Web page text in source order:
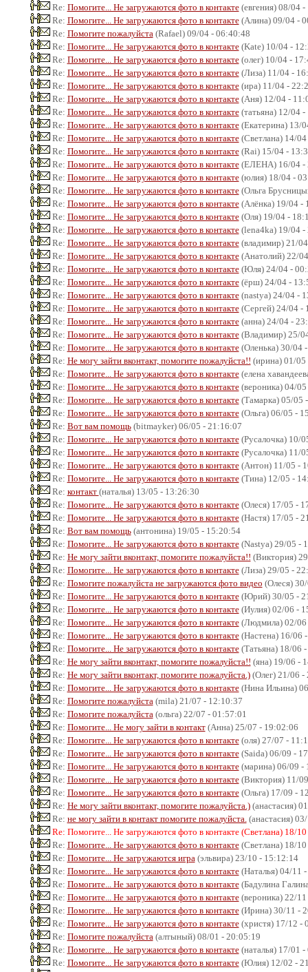
Re: Помогите... Не загружаются фото в контакте(евгения) 08/04
Re: Помогите... Не загружаются фото в контакте(Алина) 09/04 -
Re: Помогите пожалуйста (Rafael) 09/04 - 06:40:48
Re: Помогите... Не загружаются фото в контакте(Kate) 10/04 -
Re: Помогите... Не загружаются фото в контакте(олег) 10/04 -
Re: Помогите... Не загружаются фото в контакте(Лиза) 11/04 -
Re: Помогите... Не загружаются фото в контакте(ира) 11/04 -
Re: Помогите... Не загружаются фото в контакте(Аня) 12/04 -
Re: Помогите... Не загружаются фото в контакте(татьяна) 12/04
Re: Помогите... Не загружаются фото в контакте(Екатерина) 13/
Re: Помогите... Не загружаются фото в контакте(Светлана) 14/
Re: Помогите... Не загружаются фото в контакте(Rai) 15/04 -
Re: Помогите... Не загружаются фото в контакте(ЕЛЕНА) 16/04 -
Re: Помогите... Не загружаются фото в контакте(юлия) 18/04 -
Re: Помогите... Не загружаются фото в контакте(Ольга
Re: Помогите... Не загружаются фото в контакте(Алёнка) 19/04 -
Re: Помогите... Не загружаются фото в контакте(Оля) 19/04 -
Re: Помогите... Не загружаются фото в контакте(lena4ka) 19/04 -
Re: Помогите... Не загружаются фото в контакте(владимир) 21/
Re: Помогите... Не загружаются фото в контакте(Анатолий) 22/
Re: Помогите... Не загружаются фото в контакте(Юля) 24/04 -
Re: Помогите... Не загружаются фото в контакте(ёрш) 24/04 -
Re: Помогите... Не загружаются фото в контакте(nastya) 24/04 -
Re: Помогите... Не загружаются фото в контакте(Сергей) 24/04 -
Re: Помогите... Не загружаются фото в контакте(анна) 24/04 -
Re: Помогите... Не загружаются фото в контакте(Владимир) 25/
Re: Помогите... Не загружаются фото в контакте(Оленька) 30/04
Re: Не могу зайти вконтакт, помогите пожалуйста!! (ирина) 01/
Re: Помогите... Не загружаются фото в контакте(елена
Re: Помогите... Не загружаются фото в контакте(вероника) 04/
Re: Помогите... Не загружаются фото в контакте(Тамарка) 05/05
Re: Помогите... Не загружаются фото в контакте(Ольга) 06/05 -
Re: Вот вам помощь(bitmayker) 06/05 - 21:16:07
Re: Помогите... Не загружаются фото в контакте(Русалочка) 10/
Re: Помогите... Не загружаются фото в контакте(Русалочка) 11/
Re: Помогите... Не загружаются фото в контакте(Антон) 11/05 -
Re: Помогите... Не загружаются фото в контакте(Тина) 12/05 -
Re: контакт (наталья) 13/05 - 13:26:30
Re: Помогите... Не загружаются фото в контакте(Олеся) 17/05 -
Re: Помогите... Не загружаются фото в контакте(Настя) 17/05 -
Re: Вот вам помощь(антонина) 19/05 - 15:20:54
Re: Помогите... Не загружаются фото в контакте(Nastya) 29/05 -
Re: Не могу зайти вконтакт, помогите пожалуйста!! (Виктория)
Re: Помогите... Не загружаются фото в контакте(Лиза) 29/05 -
Re: Помогите пожалуйста не загружаются фото видео (Олеся)
Re: Помогите... Не загружаются фото в контакте(Юрий) 30/05 -
Re: Помогите... Не загружаются фото в контакте(Иулия) 02/06 -
Re: Помогите... Не загружаются фото в контакте(Людмила) 02/06
Re: Помогите... Не загружаются фото в контакте(Настена) 16/06
Re: Помогите... Не загружаются фото в контакте(Татьяна) 18/06
Re: Не могу зайти вконтакт, помогите пожалуйста!! (яна) 19/06 -
Re: Не могу зайти вконтакт, помогите пожалуйста.)(Олег) 21/06 -
Re: Помогите... Не загружаются фото в контакте(Нина Ильина)
Re: Помогите пожалуйста (mila) 21/07 - 12:10:37
Re: Помогите пожалуйста (ольга) 22/07 - 01:57:01
Re: Помогите... Не могу зайти в контакт(Анна) 25/07 - 19:02:06
Re: Помогите... Не загружаются фото в контакте(оля) 27/07 -
Re: Помогите... Не загружаются фото в контакте(Saida) 06/09 -
Re: Помогите... Не загружаются фото в контакте(марина) 06/09 -
Re: Помогите... Не загружаются фото в контакте(Виктория) 11/
Re: Помогите... Не загружаются фото в контакте(Ольга) 17/09 -
Re: Не могу зайти вконтакт, помогите пожалуйста.)(анастасия)
Re: не могу зайти в контакт помогите пожалуйста. (анастасия)
Re: Помогите... Не загружаются фото в контакте (Светлана) 18/
Re: Помогите... Не загружаются фото в контакте(Светлана) 18/
Re: Помогите... Не загружаются игра (эльвира) 23/10 - 15:12:14
Re: Помогите... Не загружаются фото в контакте(Наталья) 04/11
Re: Помогите... Не загружаются фото в контакте(Бадулина
Re: Помогите... Не загружаются фото в контакте(вероника) 22/
Re: Помогите... Не загружаются фото в контакте(Ирина) 30/11 -
Re: Помогите... Не загружаются фото в контакте(христя) 17/12 -
Re: Помогите пожалуйста (алтыный) 08/01 - 20:05:19
Re: Помогите... Не загружаются фото в контакте(наталья) 17/01
Re: Помогите... Не загружаются фото в контакте(Юлия) 12/02 -